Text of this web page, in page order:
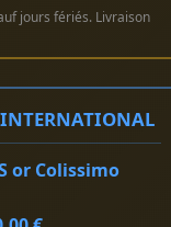
jours fériés. Livraison
or Colissimo